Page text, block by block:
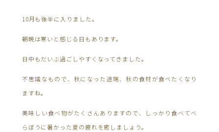
10月も後半に入りました。
朝晩は寒いと感じる日もあります。
日中もだいぶ過ごしやすくなってきました。
不思議なもので、秋になった途端、秋の食材が食べたくなり
ますね。
美味しい食べ物がたくさんありますので、しっかり食べてべ
らぼうに暑かった夏の疲れを癒しましょう。